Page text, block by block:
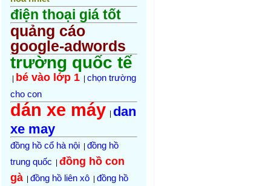
điện thoại giá tốt
quảng cáo
google-adwords
trường quốc tế
bé vào lớp 1
chọn trường
cho con
dán xe máy dan
xe may
đồng hồ cổ hà nội
đồng hồ
trung quốc
đồng hồ con
gà
đồng hồ liên xô
đồng hồ